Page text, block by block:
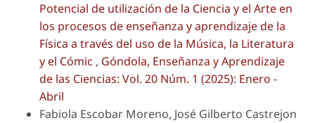
Potencial de utilización de la Ciencia y el Arte en
los procesos de enseñanza y aprendizaje de la
Física a través del uso de la Música, la Literatura
y el Cómic , Góndola, Enseñanza y Aprendizaje
de las Ciencias: Vol. 20 Núm. 1 (2025): Enero -
Abril
Fabiola Escobar Moreno, José Gilberto Castrejon